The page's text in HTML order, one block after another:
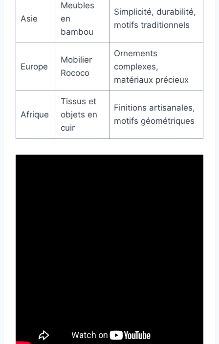
Asie
Meubles
en
bambou
Simplicité, durabilité,
motifs traditionnels
Europe
Mobilier
Rococo
Ornements
complexes,
matériaux précieux
Afrique
Tissus et
objets en
cuir
Finitions artisanales,
motifs géométriques